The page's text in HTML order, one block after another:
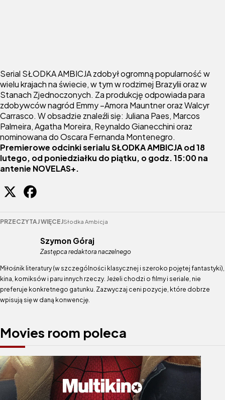
Serial SŁODKA AMBICJA zdobył ogromną popularność w
wielu krajach na świecie, w tym w rodzimej Brazylii oraz w
Stanach Zjednoczonych. Za produkcję odpowiada para
zdobywców nagród Emmy –Amora Mauntner oraz Walcyr
Carrasco. W obsadzie znaleźli się: Juliana Paes, Marcos
Palmeira, Agatha Moreira, Reynaldo Gianecchini oraz
nominowana do Oscara Fernanda Montenegro.
Premierowe odcinki serialu SŁODKA AMBICJA od 18
lutego, od poniedziałku do piątku, o godz. 15:00 na
antenie NOVELAS+.
PRZECZYTAJ WIĘCEJSłodka Ambicja
Szymon Góraj
Zastępca redaktora naczelnego
Miłośnik literatury (w szczególności klasycznej i szeroko pojętej fantastyki),
kina, komiksów i paru innych rzeczy. Jeżeli chodzi o filmy i seriale, nie
preferuje konkretnego gatunku. Zazwyczaj ceni pozycje, które dobrze
wpisują się w daną konwencję.
Movies room poleca